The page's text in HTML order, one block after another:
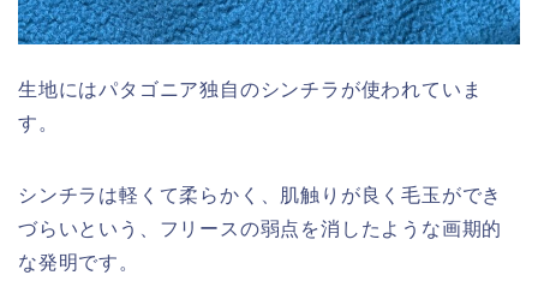
生地にはパタゴニア独自のシンチラが使われていま
す。
シンチラは軽くて柔らかく、肌触りが良く毛玉ができ
づらいという、フリースの弱点を消したような画期的
な発明です。